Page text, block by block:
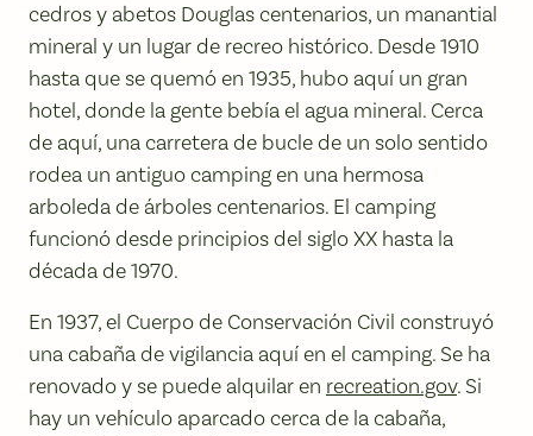
cedros y abetos Douglas centenarios, un manantial
mineral y un lugar de recreo histórico. Desde 1910
hasta que se quemó en 1935, hubo aquí un gran
hotel, donde la gente bebía el agua mineral. Cerca
de aquí, una carretera de bucle de un solo sentido
rodea un antiguo camping en una hermosa
arboleda de árboles centenarios. El camping
funcionó desde principios del siglo XX hasta la
década de 1970.
En 1937, el Cuerpo de Conservación Civil construyó
una cabaña de vigilancia aquí en el camping. Se ha
renovado y se puede alquilar en recreation.gov. Si
hay un vehículo aparcado cerca de la cabaña,